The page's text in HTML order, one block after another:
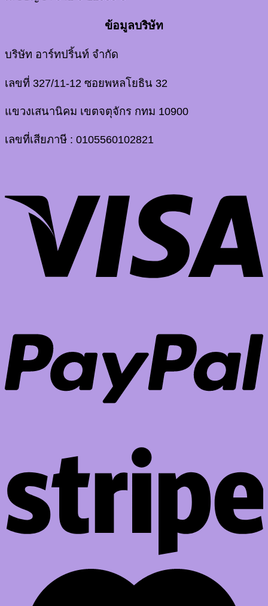
ข้อมูลบริษัท
บริษัท อาร์ทปริ้นท์ จำกัด
เลขที่ 327/11-12 ซอยพหลโยธิน 32
แขวงเสนานิคม เขตจตุจักร กทม 10900
เลขที่เสียภาษี : 0105560102821